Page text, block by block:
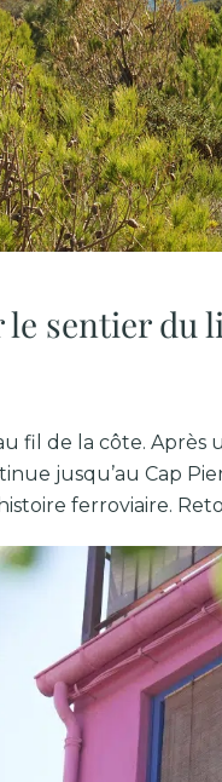
le sentier du
de la côte. Après
jusqu’au Cap
ferroviaire.